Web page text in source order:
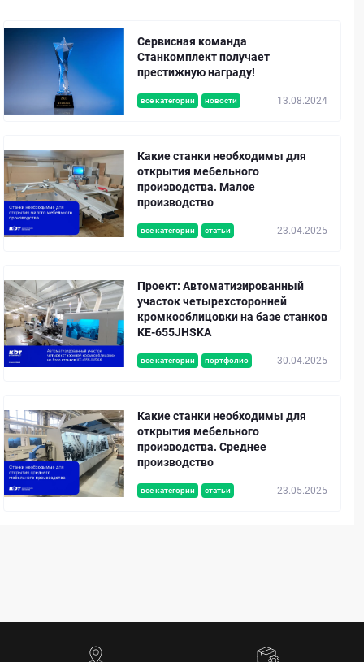
все категории новости 13.08.2024
Сервисная команда
Станкомплект получает
престижную награду!
все категории статьи 23.04.2025
Какие станки необходимы для
открытия мебельного
производства. Малое
производство
все категории портфолио 30.04.2025
Проект: Автоматизированный
участок четырехсторонней
кромкооблицовки на базе станков
KE-655JHSKA
все категории статьи 23.05.2025
Какие станки необходимы для
открытия мебельного
производства. Среднее
производство